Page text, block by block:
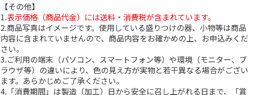
【その他】
1.表示価格（商品代金）には送料・消費税が含まれています。
2.商品写真はイメージです。使用している盛りつけの器、小物等は商品
内容に含まれていませんので、商品内容をお確かめの上、お申込みくだ
さい。
3.ご利用の端末（パソコン、スマートフォン等）や環境（モニター、ブ
ラウザ等）の違いにより、色の見え方が実物と若干異なる場合がござい
ます。あらかじめご了承ください。
4.「消費期間」は製造（加工）日から安全に召し上がれる日まで、「賞